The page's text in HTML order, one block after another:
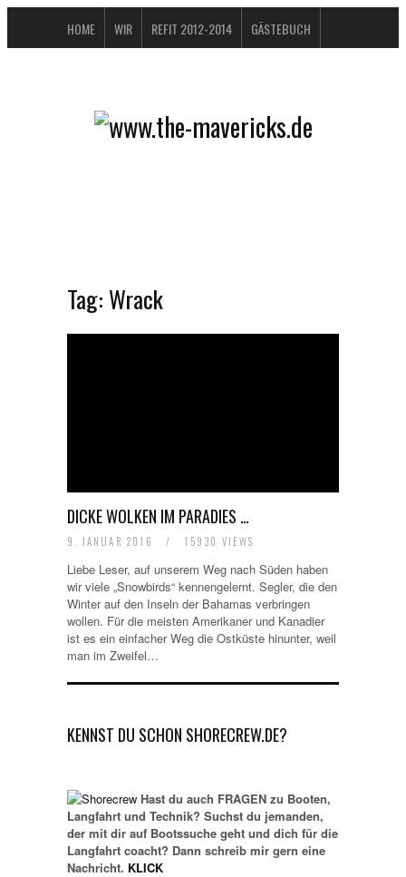
HOME WIR REFIT 2012-2014 GÄSTEBUCH
DATENSCHUTZERKLÄRUNG
Tag: Wrack
DICKE WOLKEN IM PARADIES …
9. JANUAR 2016 / 15930 VIEWS
Liebe Leser, auf unserem Weg nach Süden haben
wir viele „Snowbirds“ kennengelernt. Segler, die den
Winter auf den Inseln der Bahamas verbringen
wollen. Für die meisten Amerikaner und Kanadier
ist es ein einfacher Weg die Ostküste hinunter, weil
man im Zweifel…
KENNST DU SCHON SHORECREW.DE?
Hast du auch FRAGEN zu Booten,
Langfahrt und Technik? Suchst du jemanden,
der mit dir auf Bootssuche geht und dich für die
Langfahrt coacht? Dann schreib mir gern eine
Nachricht. KLICK